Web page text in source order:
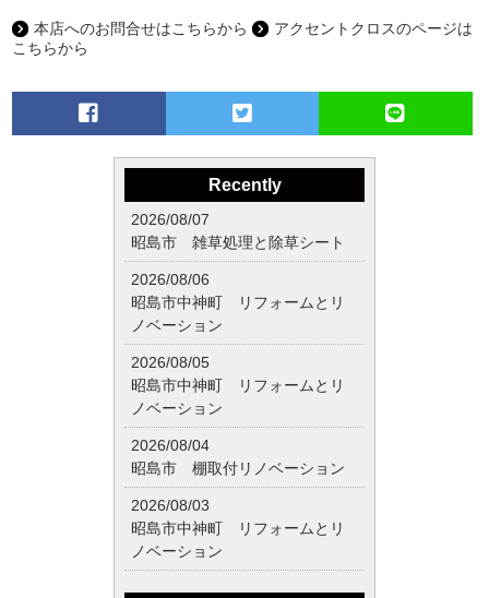
本店へのお問合せはこちらから
アクセントクロスのページは
こちらから
Recently
2026/08/07
昭島市 雑草処理と除草シート
2026/08/06
昭島市中神町 リフォームとリ
ノベーション
2026/08/05
昭島市中神町 リフォームとリ
ノベーション
2026/08/04
昭島市 棚取付リノベーション
2026/08/03
昭島市中神町 リフォームとリ
ノベーション